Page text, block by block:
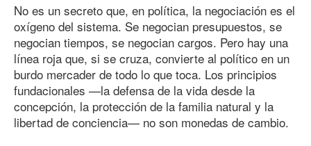
No es un secreto que, en política, la negociación es el
oxígeno del sistema. Se negocian presupuestos, se
negocian tiempos, se negocian cargos. Pero hay una
línea roja que, si se cruza, convierte al político en un
burdo mercader de todo lo que toca. Los principios
fundacionales —la defensa de la vida desde la
concepción, la protección de la familia natural y la
libertad de conciencia— no son monedas de cambio.